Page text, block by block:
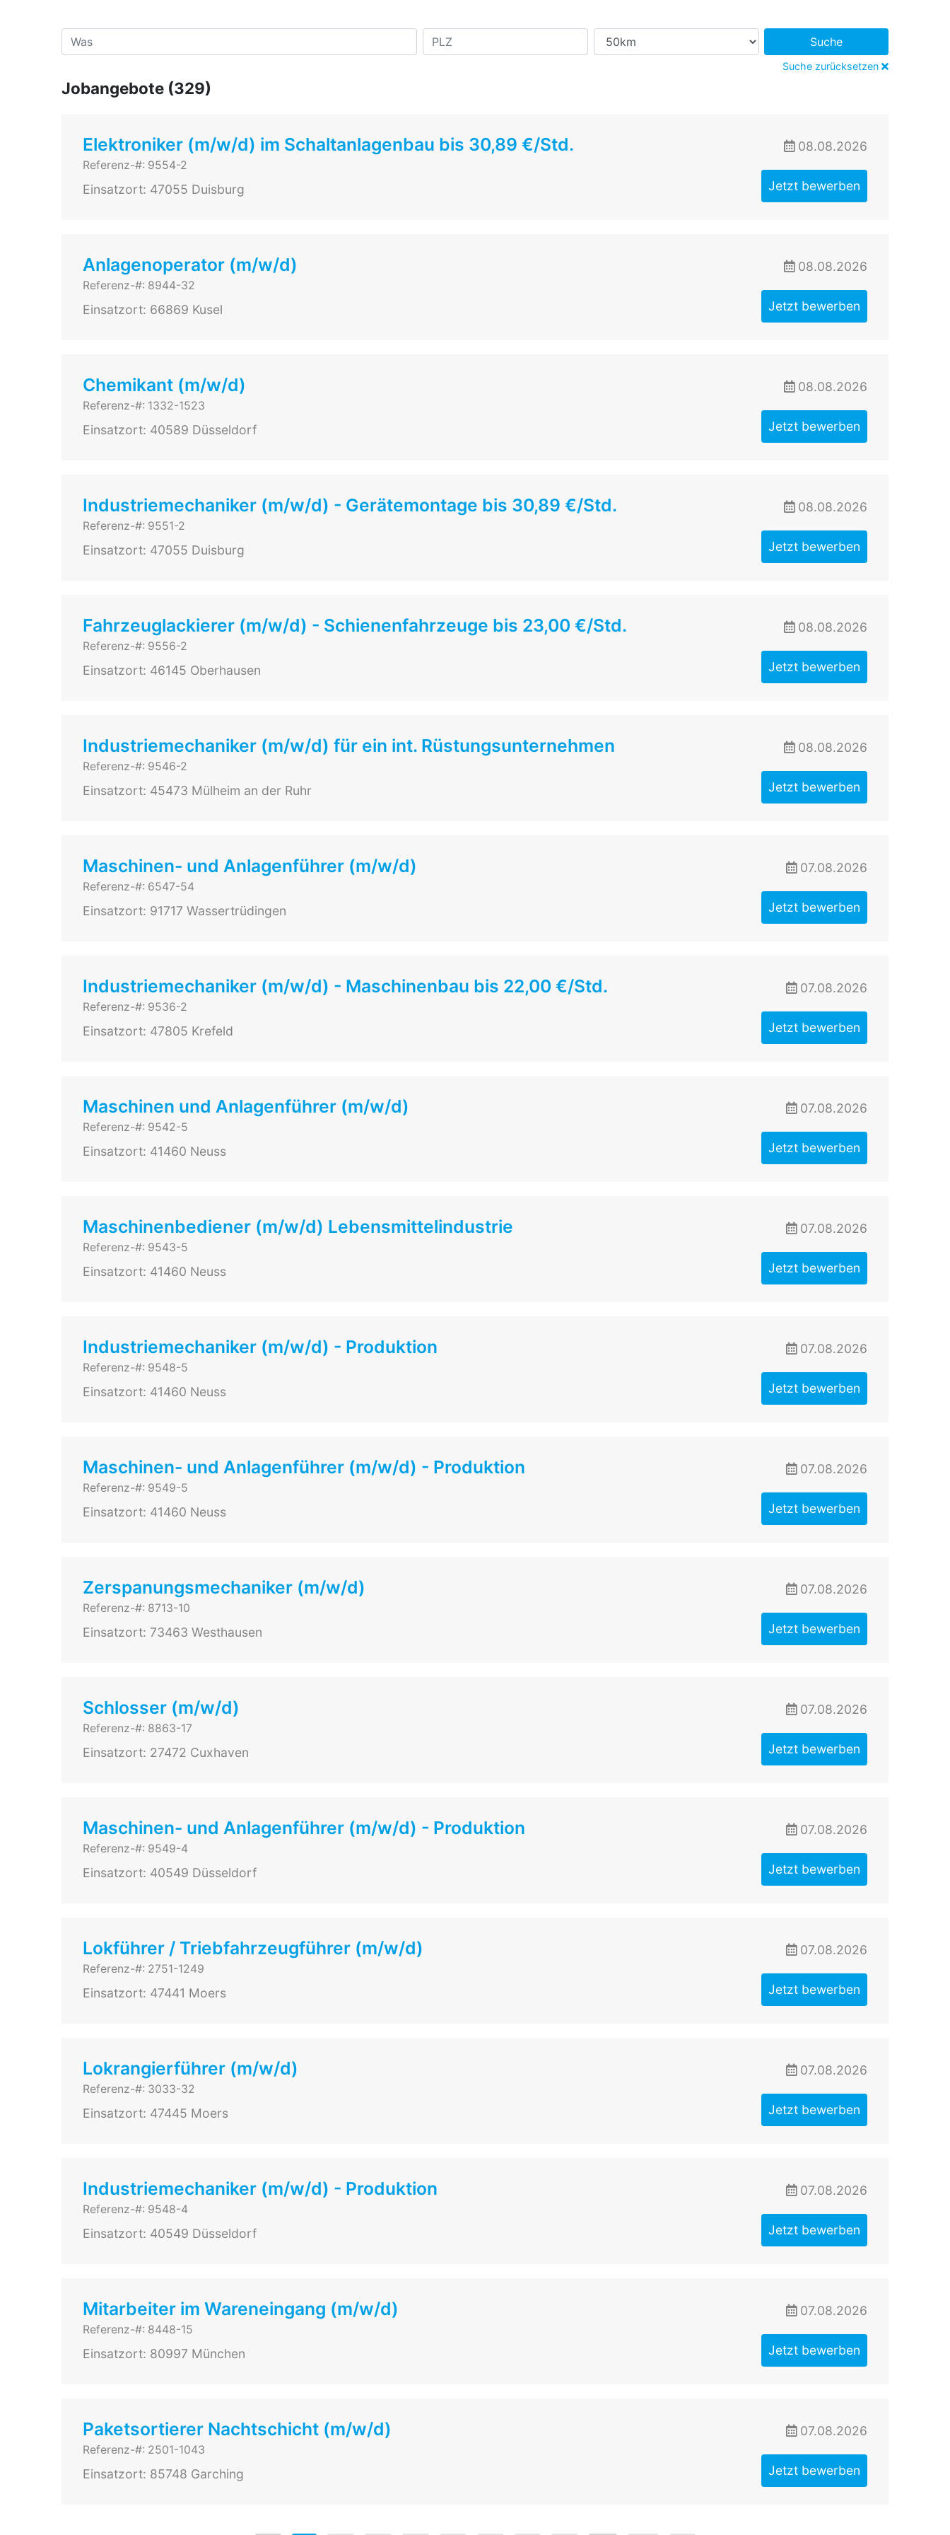
Suche
Suche zurücksetzen
Jobangebote (329)
Elektroniker (m/w/d) im Schaltanlagenbau bis 30,89 €/Std. 08.08.2026
Referenz-#: 9554-2
Einsatzort: 47055 Duisburg Jetzt bewerben
Anlagenoperator (m/w/d) 08.08.2026
Referenz-#: 8944-32
Einsatzort: 66869 Kusel Jetzt bewerben
Chemikant (m/w/d) 08.08.2026
Referenz-#: 1332-1523
Einsatzort: 40589 Düsseldorf Jetzt bewerben
Industriemechaniker (m/w/d) - Gerätemontage bis 30,89 €/Std. 08.08.2026
Referenz-#: 9551-2
Einsatzort: 47055 Duisburg Jetzt bewerben
Fahrzeuglackierer (m/w/d) - Schienenfahrzeuge bis 23,00 €/Std. 08.08.2026
Referenz-#: 9556-2
Einsatzort: 46145 Oberhausen Jetzt bewerben
Industriemechaniker (m/w/d) für ein int. Rüstungsunternehmen 08.08.2026
Referenz-#: 9546-2
Einsatzort: 45473 Mülheim an der Ruhr Jetzt bewerben
Maschinen- und Anlagenführer (m/w/d) 07.08.2026
Referenz-#: 6547-54
Einsatzort: 91717 Wassertrüdingen Jetzt bewerben
Industriemechaniker (m/w/d) - Maschinenbau bis 22,00 €/Std. 07.08.2026
Referenz-#: 9536-2
Einsatzort: 47805 Krefeld Jetzt bewerben
Maschinen und Anlagenführer (m/w/d) 07.08.2026
Referenz-#: 9542-5
Einsatzort: 41460 Neuss Jetzt bewerben
Maschinenbediener (m/w/d) Lebensmittelindustrie 07.08.2026
Referenz-#: 9543-5
Einsatzort: 41460 Neuss Jetzt bewerben
Industriemechaniker (m/w/d) - Produktion 07.08.2026
Referenz-#: 9548-5
Einsatzort: 41460 Neuss Jetzt bewerben
Maschinen- und Anlagenführer (m/w/d) - Produktion 07.08.2026
Referenz-#: 9549-5
Einsatzort: 41460 Neuss Jetzt bewerben
Zerspanungsmechaniker (m/w/d) 07.08.2026
Referenz-#: 8713-10
Einsatzort: 73463 Westhausen Jetzt bewerben
Schlosser (m/w/d) 07.08.2026
Referenz-#: 8863-17
Einsatzort: 27472 Cuxhaven Jetzt bewerben
Maschinen- und Anlagenführer (m/w/d) - Produktion 07.08.2026
Referenz-#: 9549-4
Einsatzort: 40549 Düsseldorf Jetzt bewerben
Lokführer / Triebfahrzeugführer (m/w/d) 07.08.2026
Referenz-#: 2751-1249
Einsatzort: 47441 Moers Jetzt bewerben
Lokrangierführer (m/w/d) 07.08.2026
Referenz-#: 3033-32
Einsatzort: 47445 Moers Jetzt bewerben
Industriemechaniker (m/w/d) - Produktion 07.08.2026
Referenz-#: 9548-4
Einsatzort: 40549 Düsseldorf Jetzt bewerben
Mitarbeiter im Wareneingang (m/w/d) 07.08.2026
Referenz-#: 8448-15
Einsatzort: 80997 München Jetzt bewerben
Paketsortierer Nachtschicht (m/w/d) 07.08.2026
Referenz-#: 2501-1043
Einsatzort: 85748 Garching Jetzt bewerben